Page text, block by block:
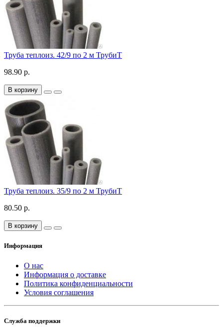
Труба теплоиз. 42/9 по 2 м ТрубиТ
98.90 р.
В корзину
Труба теплоиз. 35/9 по 2 м ТрубиТ
80.50 р.
В корзину
Информация
О нас
Информация о доставке
Политика конфиденциальности
Условия соглашения
Служба поддержки